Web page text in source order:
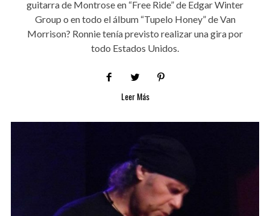
guitarra de Montrose en “Free Ride” de Edgar Winter
Group o en todo el álbum “Tupelo Honey” de Van
Morrison? Ronnie tenía previsto realizar una gira por
todo Estados Unidos.
Leer Más